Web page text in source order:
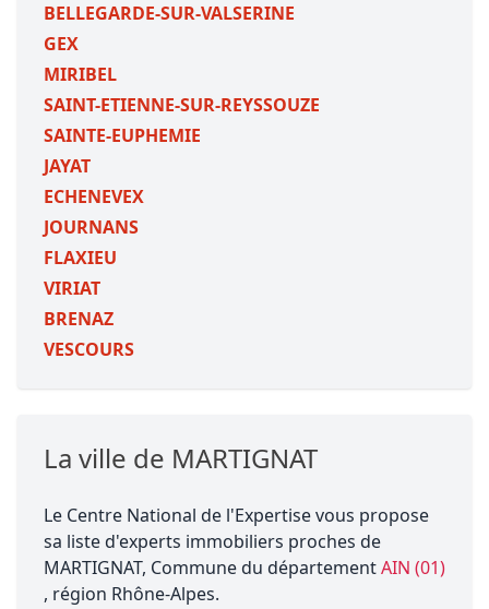
BELLEGARDE-SUR-VALSERINE
GEX
MIRIBEL
SAINT-ETIENNE-SUR-REYSSOUZE
SAINTE-EUPHEMIE
JAYAT
ECHENEVEX
JOURNANS
FLAXIEU
VIRIAT
BRENAZ
VESCOURS
La ville de MARTIGNAT
Le Centre National de l'Expertise vous propose
sa liste d'experts immobiliers proches de
MARTIGNAT, Commune du départementAIN (01)
, région Rhône-Alpes.